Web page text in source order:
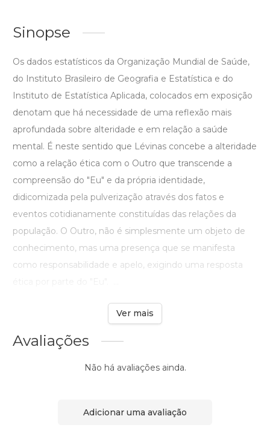
Sinopse
Os dados estatísticos da Organização Mundial de Saúde,
do Instituto Brasileiro de Geografia e Estatística e do
Instituto de Estatística Aplicada, colocados em exposição
denotam que há necessidade de uma reflexão mais
aprofundada sobre alteridade e em relação a saúde
mental. É neste sentido que Lévinas concebe a alteridade
como a relação ética com o Outro que transcende a
compreensão do "Eu" e da própria identidade,
didicomizada pela pulverização através dos fatos e
eventos cotidianamente constituídas das relações da
população. O Outro, não é simplesmente um objeto de
conhecimento, mas uma presença que se manifesta
como responsabilidade e apelo, exigindo uma resposta
Ver mais
Avaliações
Não há avaliações ainda.
Adicionar uma avaliação